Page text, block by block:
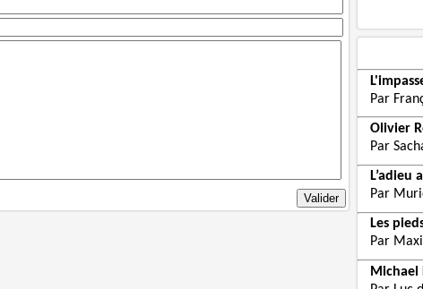
Par
Olivier
Par
L’adieu
Par
Les
Par
Michael